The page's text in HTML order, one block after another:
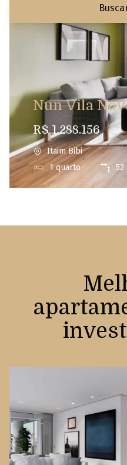
Nun Vila
R$ 1.288.156
Itaim Bibi
1 quarto
52